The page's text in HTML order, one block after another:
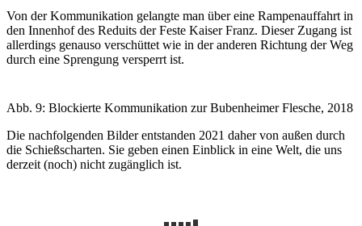
Von der Kommunikation gelangte man über eine Rampenauffahrt in
den Innenhof des Reduits der Feste Kaiser Franz. Dieser Zugang ist
allerdings genauso verschüttet wie in der anderen Richtung der Weg
durch eine Sprengung versperrt ist.
Abb. 9: Blockierte Kommunikation zur Bubenheimer Flesche, 2018
Die nachfolgenden Bilder entstanden 2021 daher von außen durch
die Schießscharten. Sie geben einen Einblick in eine Welt, die uns
derzeit (noch) nicht zugänglich ist.